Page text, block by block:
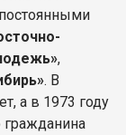
,
. В
а в 1973 году
гражданина